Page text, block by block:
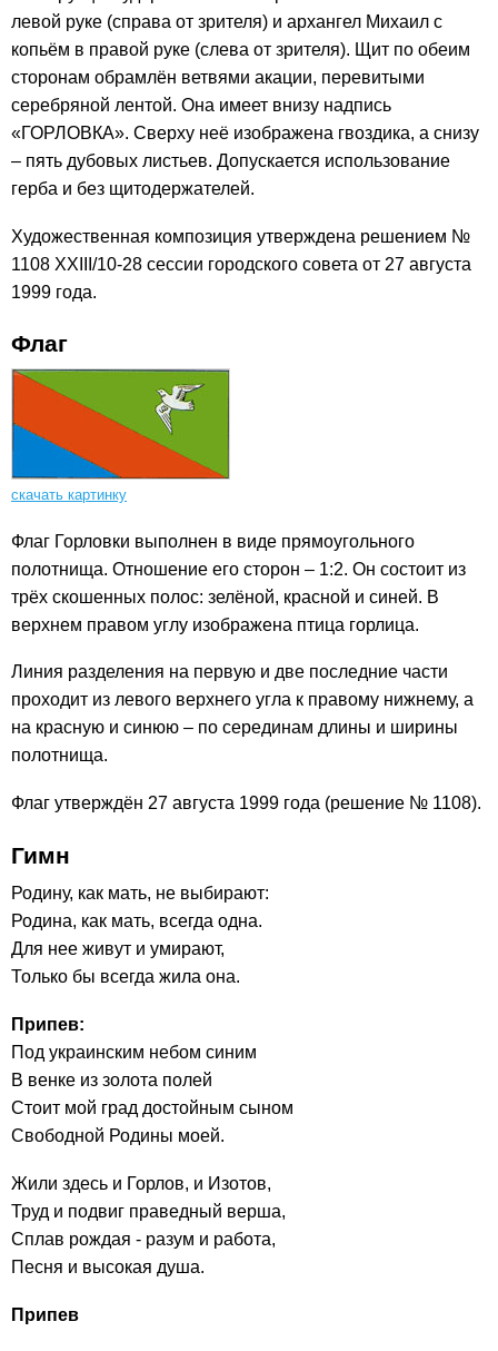
левой руке (справа от зрителя) и архангел Михаил с
копьём в правой руке (слева от зрителя). Щит по обеим
сторонам обрамлён ветвями акации, перевитыми
серебряной лентой. Она имеет внизу надпись
«ГОРЛОВКА». Сверху неё изображена гвоздика, а снизу
– пять дубовых листьев. Допускается использование
герба и без щитодержателей.
Художественная композиция утверждена решением №
1108 XXIII/10-28 сессии городского совета от 27 августа
1999 года.
Флаг
скачать картинку
Флаг Горловки выполнен в виде прямоугольного
полотнища. Отношение его сторон – 1:2. Он состоит из
трёх скошенных полос: зелёной, красной и синей. В
верхнем правом углу изображена птица горлица.
Линия разделения на первую и две последние части
проходит из левого верхнего угла к правому нижнему, а
на красную и синюю – по серединам длины и ширины
полотнища.
Флаг утверждён 27 августа 1999 года (решение № 1108).
Гимн
Родину, как мать, не выбирают:
Родина, как мать, всегда одна.
Для нее живут и умирают,
Только бы всегда жила она.
Припев:
Под украинским небом синим
В венке из золота полей
Стоит мой град достойным сыном
Свободной Родины моей.
Жили здесь и Горлов, и Изотов,
Труд и подвиг праведный верша,
Сплав рождая - разум и работа,
Песня и высокая душа.
Припев